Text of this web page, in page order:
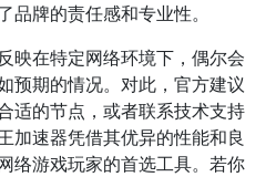
品牌的责任感和专业性。
映在特定网络环境下，偶尔会
预期的情况。对此，官方建议
适的节点，或者联系技术支持
加速器凭借其优异的性能和良
络游戏玩家的首选工具。若你